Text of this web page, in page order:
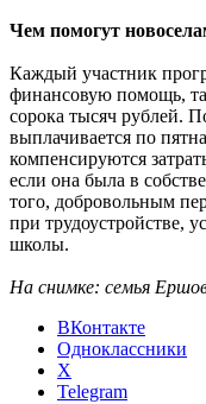
Чем помогут
Каждый участник
финансовую помощь,
сорока тысяч рублей.
выплачивается по
компенсируются
если она была в
того, добровольным
при трудоустройстве,
школы.
На снимке: семья
ВКонтакте
Одноклассники
X
Telegram